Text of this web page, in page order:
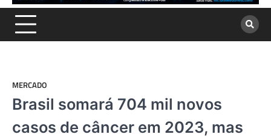
MERCADO
Brasil somará 704 mil novos
casos de câncer em 2023, mas